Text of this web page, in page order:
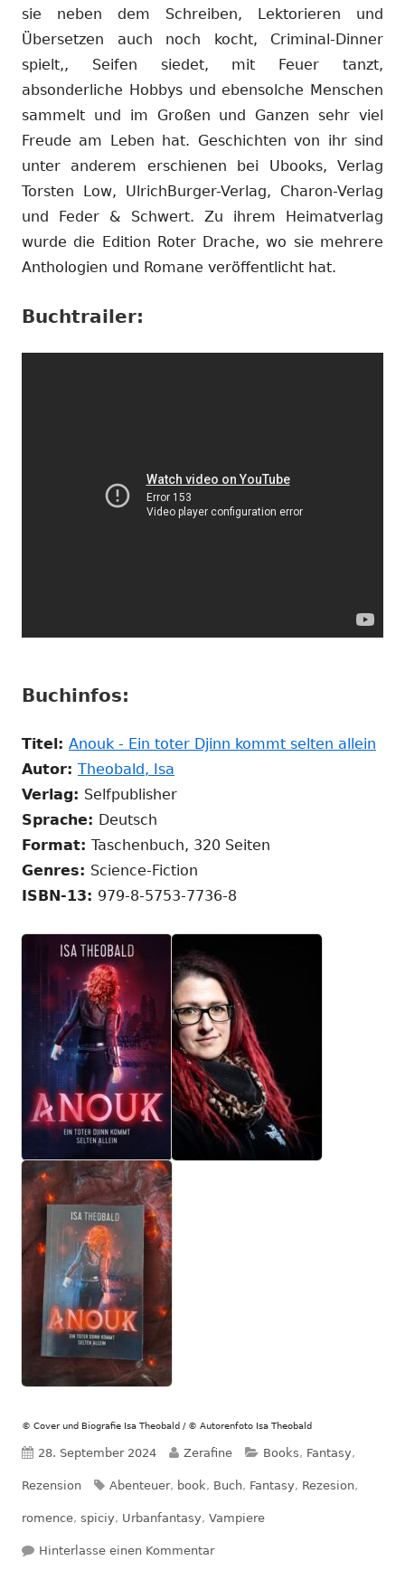
sie neben dem Schreiben, Lektorieren und
Übersetzen auch noch kocht, Criminal-Dinner
spielt,, Seifen siedet, mit Feuer tanzt,
absonderliche Hobbys und ebensolche Menschen
sammelt und im Großen und Ganzen sehr viel
Freude am Leben hat. Geschichten von ihr sind
unter anderem erschienen bei Ubooks, Verlag
Torsten Low, UlrichBurger-Verlag, Charon-Verlag
und Feder & Schwert. Zu ihrem Heimatverlag
wurde die Edition Roter Drache, wo sie mehrere
Anthologien und Romane veröffentlicht hat.
Buchtrailer:
Buchinfos:
Titel: Anouk - Ein toter Djinn kommt selten allein
Autor: Theobald, Isa
öffnen
Verlag: Selfpublisher
Sprache: Deutsch
Format: Taschenbuch, 320 Seiten
Genres: Science-Fiction
ISBN-13: 979-8-5753-7736-8
© Cover und Biografie Isa Theobald / © Autorenfoto Isa Theobald
Veröffentlicht
am
28. September 2024 Autor
Zerafine Kategorien
Books, Fantasy,
Rezension Schlagwörter
Abenteuer, book, Buch, Fantasy, Rezesion,
romence, spiciy, Urbanfantasy, Vampiere
Hinterlasse einen Kommentarzu Rezension – Anouk – Ein